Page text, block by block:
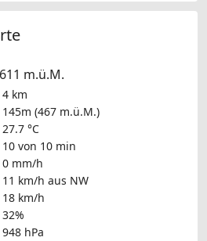
m.ü.M.
4 km
145m (467 m.ü.M.)
27.7 °C
10 von 10 min
0 mm/h
11 km/h aus NW
18 km/h
32%
948 hPa